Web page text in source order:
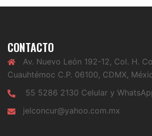
CONTACTO
Av. Nuevo León 192-12, Col. H.
Cuauhtémoc C.P. 06100, CDMX,
55 5286 2130 Celular y
jelconcur@yahoo.com.mx